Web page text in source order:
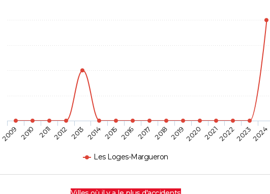
Les Loges-Margueron
2009 2010 2011 2012 2013 2014 2015 2016 2017 2018 20192020 2021202220232024